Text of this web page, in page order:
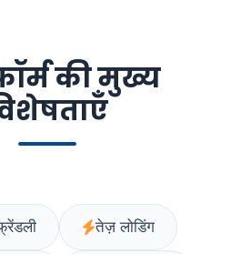
की मुख्य
तेज़ लोडिंग